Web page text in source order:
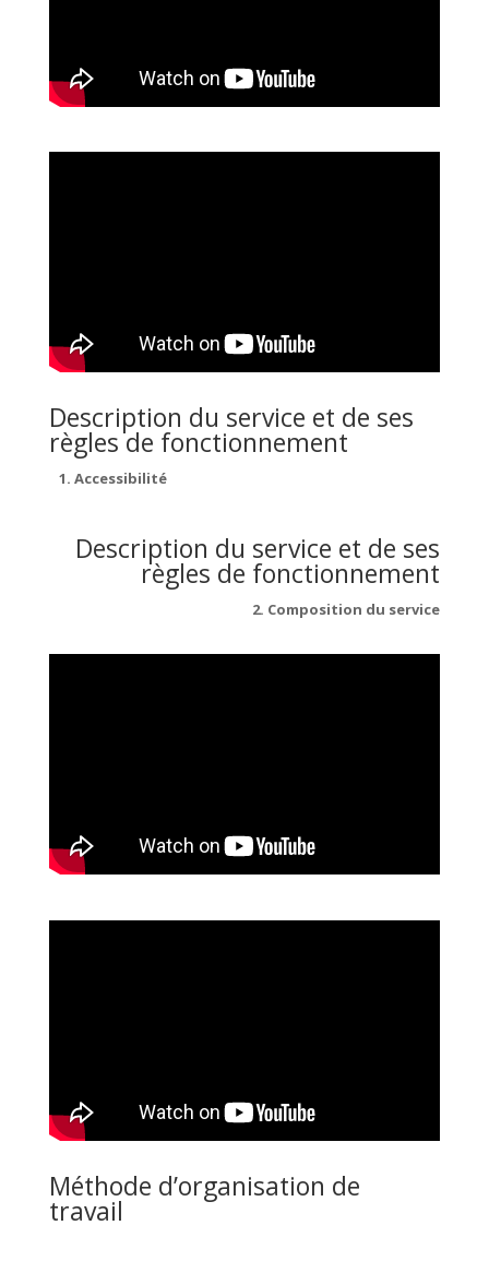
Description du service et de ses
règles de fonctionnement
1. Accessibilité
Description du service et de ses
règles de fonctionnement
2. Composition du service
Méthode d’organisation de
travail